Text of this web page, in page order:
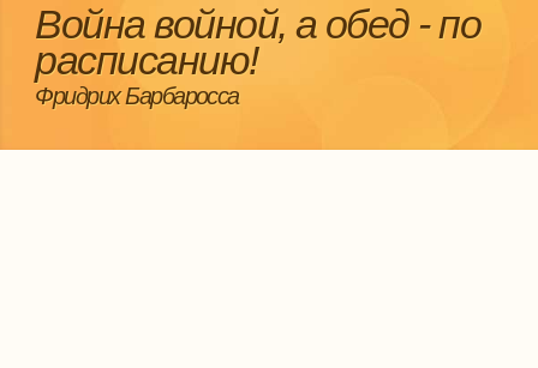
Война войной, а обед - по
расписанию!
Фридрих Барбаросса